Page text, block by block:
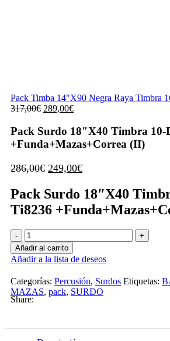
Pack Timba 14"X90 Negra Raya Timbra
317,00€ El
original
era:
317,00€.
289,00€El
actual
289,00€.
Pack Surdo 18″X40 Timbra 10-
+Funda+Mazas+Correa (II)
286,00€ El
original
era:
286,00€.
249,00€El
actual
es:
249,00€.
Pack Surdo 18″X40
Ti8236
Pack
Surdo
18"X40
Timbra
D
Ti8236
cantidad
Añadir al carrito
Añadir a la lista de deseos
Categorías: Percusión, Surdos Etiquetas:
MAZAS, pack, SURDO
Share: